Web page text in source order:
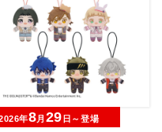
年8月 29 日～登場